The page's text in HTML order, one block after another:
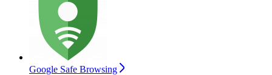
Google Safe Browsing